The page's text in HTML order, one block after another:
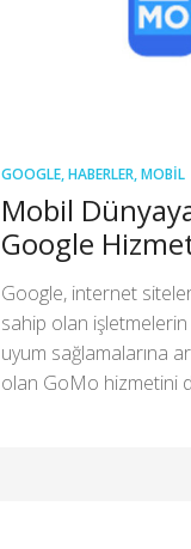
GOOGLE,HABERLER,MOBIL
Mobil
Google
Google, internet
sahip olan
uyum sağlamalarına
olan GoMo hizmetini